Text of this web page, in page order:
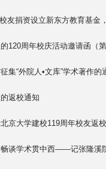
友捐资设立新东方教育基金
120周年校庆活动邀请函（第
集“外院人•文库”学术著作的
返校通知
京大学建校119周年校友返
谈学术贯中西——记张隆溪